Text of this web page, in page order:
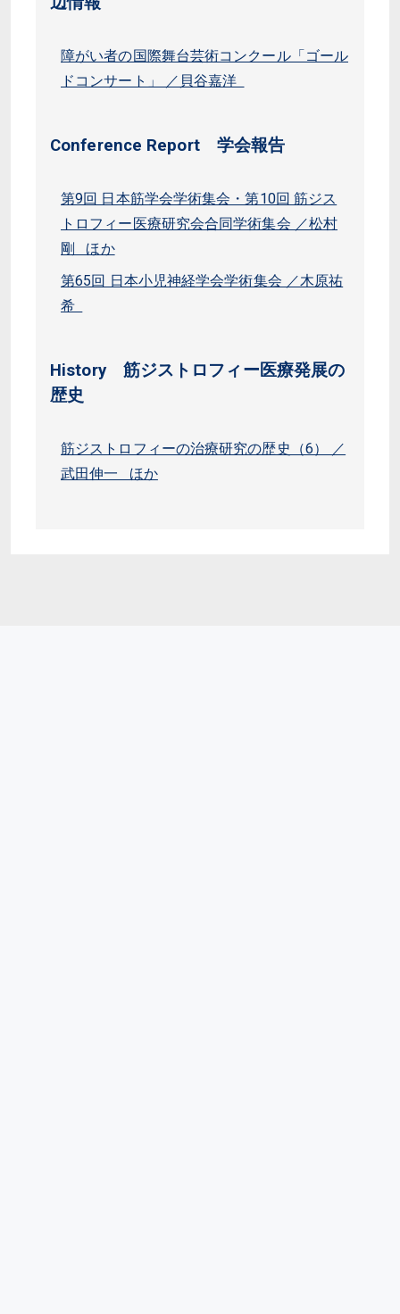
障がい者の国際舞台芸術コンクール「ゴール
ドコンサート」 ／貝谷嘉洋
Conference Report 学会報告
第9回 日本筋学会学術集会・第10回 筋ジス
トロフィー医療研究会合同学術集会 ／松村
剛 ほか
第65回 日本小児神経学会学術集会 ／木原祐
希
History 筋ジストロフィー医療発展の
歴史
筋ジストロフィーの治療研究の歴史（6） ／
武田伸一 ほか